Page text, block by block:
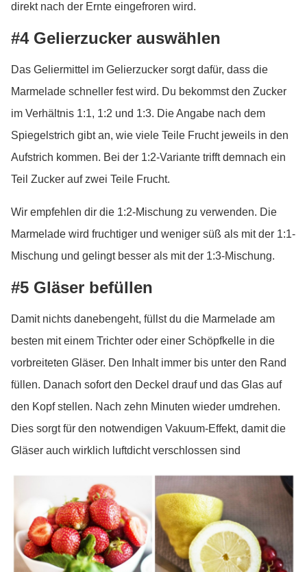
direkt nach der Ernte eingefroren wird.
#4 Gelierzucker auswählen
Das Geliermittel im Gelierzucker sorgt dafür, dass die
Marmelade schneller fest wird. Du bekommst den Zucker
im Verhältnis 1:1, 1:2 und 1:3. Die Angabe nach dem
Spiegelstrich gibt an, wie viele Teile Frucht jeweils in den
Aufstrich kommen. Bei der 1:2-Variante trifft demnach ein
Teil Zucker auf zwei Teile Frucht.
Wir empfehlen dir die 1:2-Mischung zu verwenden. Die
Marmelade wird fruchtiger und weniger süß als mit der 1:1-
Mischung und gelingt besser als mit der 1:3-Mischung.
#5 Gläser befüllen
Damit nichts danebengeht, füllst du die Marmelade am
besten mit einem Trichter oder einer Schöpfkelle in die
vorbreiteten Gläser. Den Inhalt immer bis unter den Rand
füllen. Danach sofort den Deckel drauf und das Glas auf
den Kopf stellen. Nach zehn Minuten wieder umdrehen.
Dies sorgt für den notwendigen Vakuum-Effekt, damit die
Gläser auch wirklich luftdicht verschlossen sind